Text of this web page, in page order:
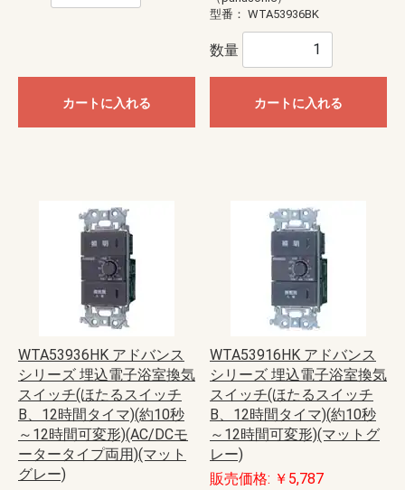
カートに入れる
型番： WTA53936BK
数量
カートに入れる
WTA53936HK アドバンス
シリーズ 埋込電子浴室換気
スイッチ(ほたるスイッチ
B、12時間タイマ)(約10秒
～12時間可変形)(AC/DCモ
ータータイプ両用)(マット
グレー)
WTA53916HK アドバンス
シリーズ 埋込電子浴室換気
スイッチ(ほたるスイッチ
B、12時間タイマ)(約10秒
～12時間可変形)(マットグ
レー)
販売価格: ￥5,787